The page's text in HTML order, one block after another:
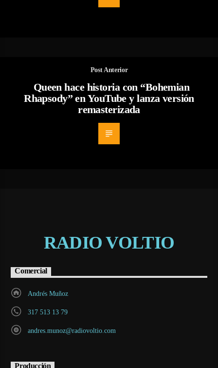
Post Anterior
Queen hace historia con “Bohemian
Rhapsody” en YouTube y lanza versión
remasterizada
RADIO VOLTIO
Comercial
Andrés Muñoz
317 513 13 79
andres.munoz@radiovoltio.com
Producción